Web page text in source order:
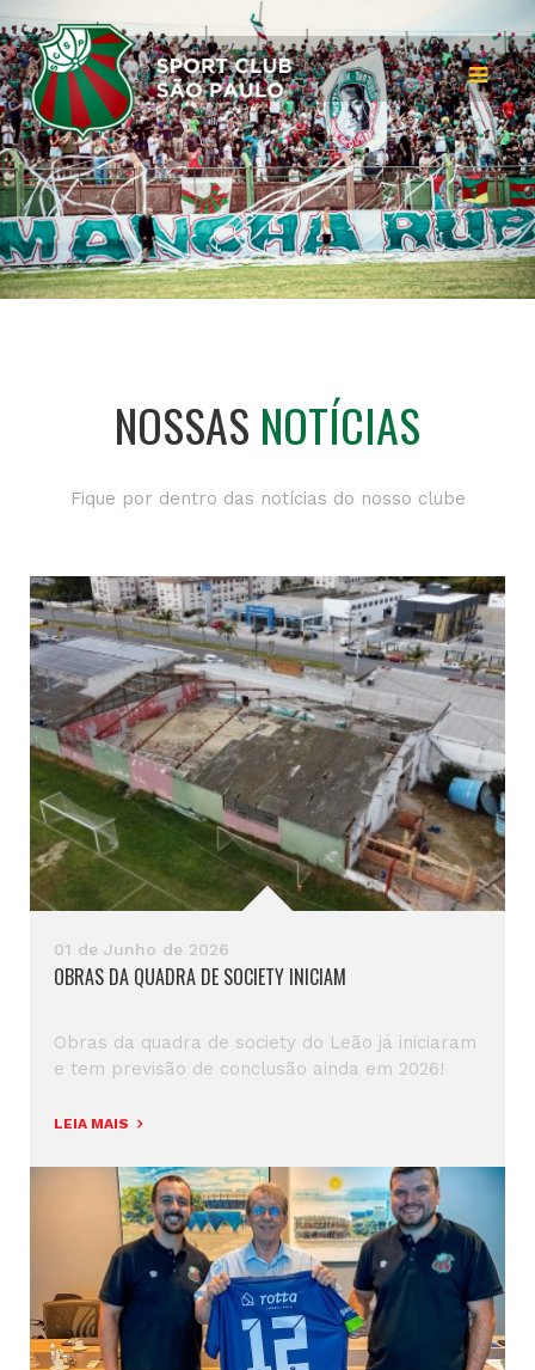
NOSSAS NOTÍCIAS
Fique por dentro das notícias do nosso clube
01 de Junho de 2026
OBRAS DA QUADRA DE SOCIETY INICIAM
Obras da quadra de society do Leão já iniciaram
e tem previsão de conclusão ainda em 2026!
LEIA MAIS